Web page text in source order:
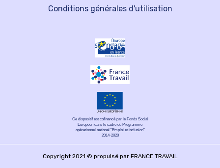
Conditions générales d'utilisation
Ce dispositif est cofinancé par le Fonds Social
Européen dans le cadre du Programme
opérationnel national "Emploi et inclusion"
2014-2020
Copyright 2021 © propulsé par FRANCE TRAVAIL